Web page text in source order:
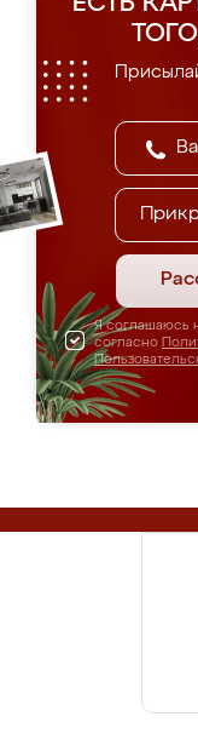
Я соглашаюсь
согласно